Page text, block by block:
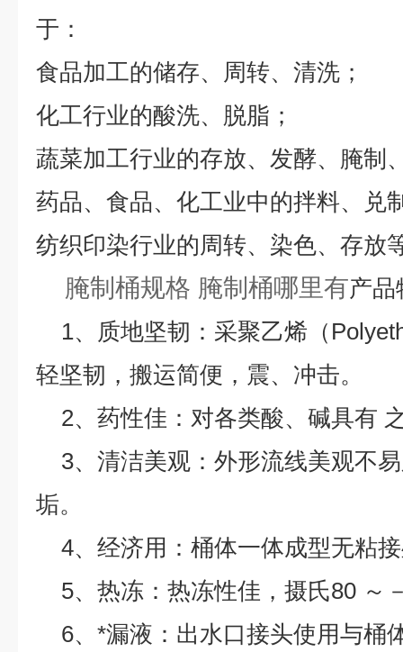
于：
食品加工的储存、周转、清洗；
化工行业的酸洗、脱脂；
蔬菜加工行业的存放、发酵、腌制
药品、食品、化工业中的拌料、兑
纺织印染行业的周转、染色、存放
腌制桶规格 腌制桶哪里有产品
1、质地坚韧：采聚乙烯（
轻坚韧，搬运简便，震、冲击。
2、药性佳：对各类酸、碱具有
3、清洁美观：外形流线美观不
垢。
4、经济用：桶体一体成型无粘
5、热冻：热冻性佳，摄氏80 ～
6、*漏液：出水口接头使用与桶